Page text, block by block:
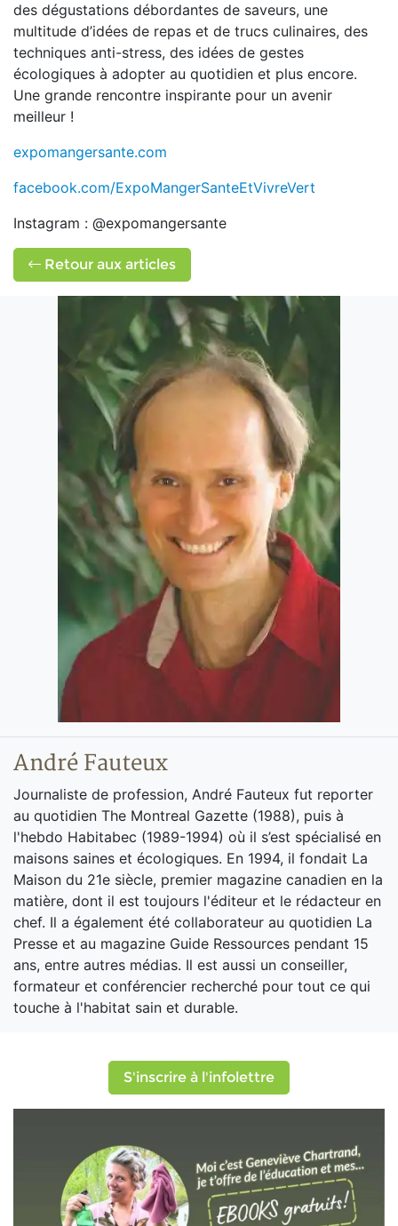
des dégustations débordantes de saveurs, une
multitude d’idées de repas et de trucs culinaires, des
techniques anti-stress, des idées de gestes
écologiques à adopter au quotidien et plus encore.
Une grande rencontre inspirante pour un avenir
meilleur !
expomangersante.com
facebook.com/ExpoMangerSanteEtVivreVert
Instagram : @expomangersante
Retour aux articles
André Fauteux
Journaliste de profession, André Fauteux fut reporter
au quotidien The Montreal Gazette (1988), puis à
l'hebdo Habitabec (1989-1994) où il s’est spécialisé en
maisons saines et écologiques. En 1994, il fondait La
Maison du 21e siècle, premier magazine canadien en la
matière, dont il est toujours l'éditeur et le rédacteur en
chef. Il a également été collaborateur au quotidien La
Presse et au magazine Guide Ressources pendant 15
ans, entre autres médias. Il est aussi un conseiller,
formateur et conférencier recherché pour tout ce qui
touche à l'habitat sain et durable.
S'inscrire à l'infolettre